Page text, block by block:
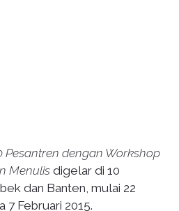
Pesantren dengan Workshop
Menulis digelar di 10
dan Banten, mulai 22
7 Februari 2015.